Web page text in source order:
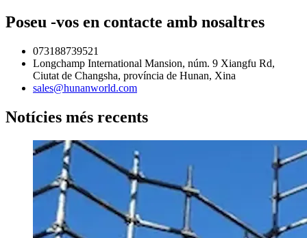
Poseu -vos en contacte amb nosaltres
073188739521
Longchamp International Mansion, núm. 9 Xiangfu Rd,
Ciutat de Changsha, província de Hunan, Xina
sales@hunanworld.com
Notícies més recents